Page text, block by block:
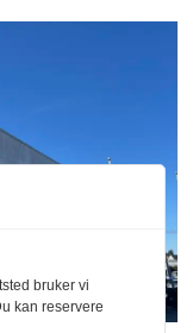
bruker vi
kan reservere